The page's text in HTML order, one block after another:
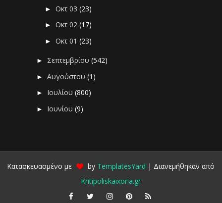
►Οκτ 03(23)
►Οκτ 02(17)
►Οκτ 01(23)
► Σεπτεμβρίου(542)
►Αυγούστου(1)
► Ιουλίου(800)
► Ιουνίου(9)
Κατασκευασμένο με by TemplatesYard | Διανεμήθηκαν από
Kritipoliskaixoria.gr